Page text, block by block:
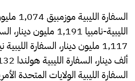
السفارة
الليبية-نامبيا 1,191